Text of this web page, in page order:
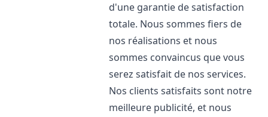
d'une garantie de satisfaction
totale. Nous sommes fiers de
nos réalisations et nous
sommes convaincus que vous
serez satisfait de nos services.
Nos clients satisfaits sont notre
meilleure publicité, et nous